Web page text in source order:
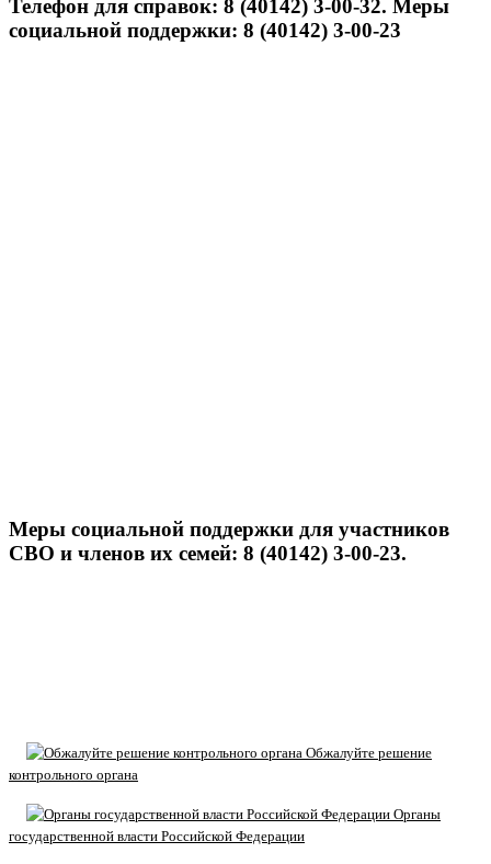
Телефон для справок: 8 (40142) 3-00-32. Меры
социальной поддержки: 8 (40142) 3-00-23
Меры социальной поддержки для участников
СВО и членов их семей: 8 (40142) 3-00-23.
Обжалуйте решение
контрольного органа
Органы
государственной власти Российской Федерации